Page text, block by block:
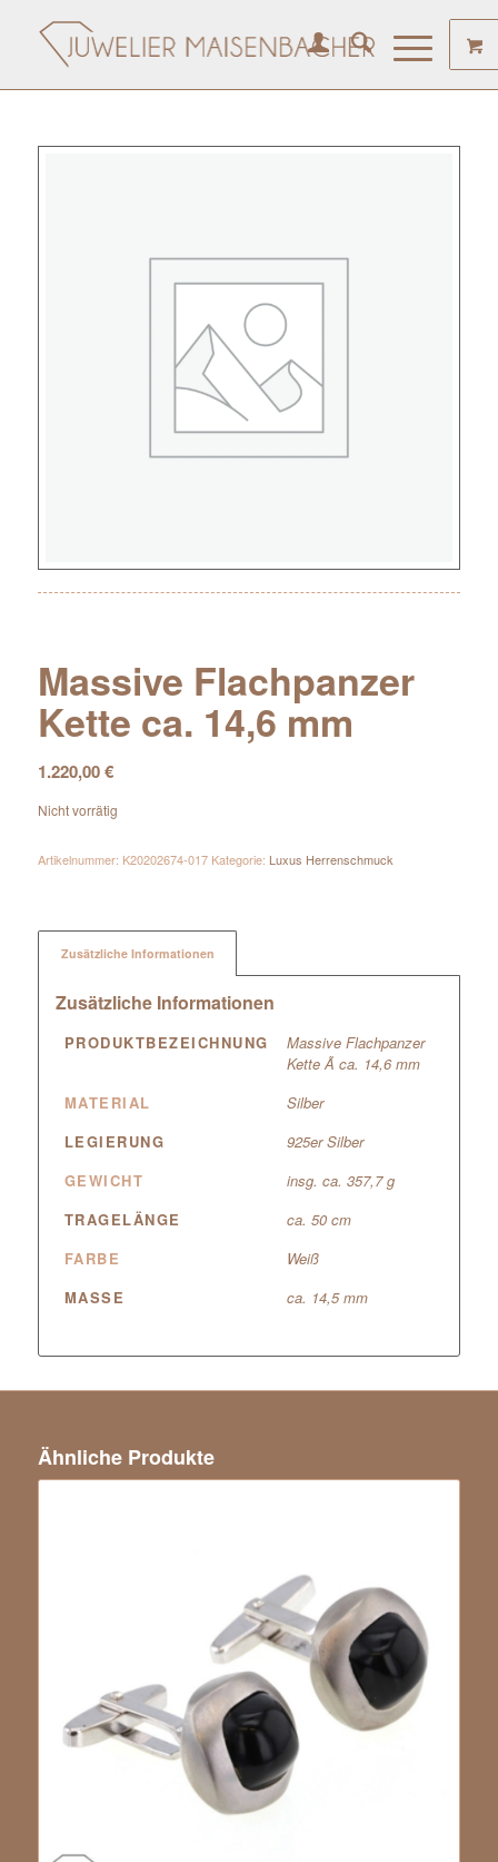
Massive Flachpanzer
Kette ca. 14,6 mm
1.220,00€
Nicht vorrätig
Artikelnummer: K20202674-017 Kategorie: Luxus Herrenschmuck
Zusätzliche Informationen
Zusätzliche Informationen
PRODUKTBEZEICHNUNG
Massive Flachpanzer
Kette Ã ca. 14,6 mm
MATERIAL
Silber
LEGIERUNG
925er Silber
GEWICHT
insg. ca. 357,7 g
TRAGELÄNGE
ca. 50 cm
FARBE
Weiß
MASSE
ca. 14,5 mm
Ähnliche Produkte